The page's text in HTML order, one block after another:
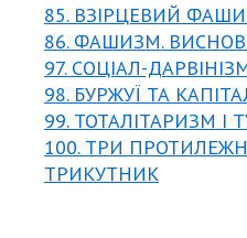
85. ВЗІРЦЕВИЙ
86. ФАШИЗМ.
97. СОЦІАЛ-
98. БУРЖУЇ ТА
99. ТОТАЛІТАРИЗМ І
100. ТРИ
ТРИКУТНИК